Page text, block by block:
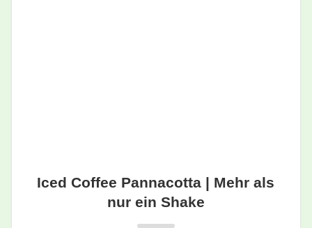
Iced Coffee Pannacotta | Mehr als
nur ein Shake